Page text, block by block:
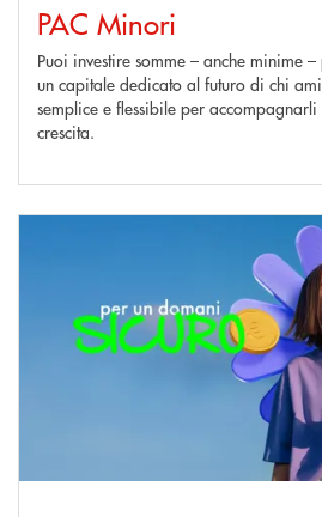
PAC Minori
Puoi investire somme – anche minime
un capitale dedicato al futuro di chi
semplice e flessibile per accompagnarli
crescita.